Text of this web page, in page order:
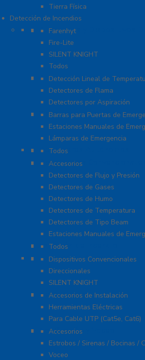
Tierra Física
Detección de Incendios
Accesorios y Dispositivos
Farenhyt
Fire-Lite
SILENT KNIGHT
Todos
Aplicaciones Especiales
Detección Lineal de
Detectores de Flama
Detectores por Aspiración
Sistemas de Emergencia
Barras para Puertas de
Estaciones Manuales de
Lámparas de Emergencia
Detectores Autónomos
Todos
Dispositivos Convencionales
Accesorios
Detectores de Flujo y Presión
Detectores de Gases
Detectores de Humo
Detectores de Temperatura
Detectores de Tipo Beam
Estaciones Manuales de
Extinción de Incendio
Todos
Fuentes de Alimentación
Dispositivos Convencionales
Direccionales
SILENT KNIGHT
Herramientas
Accesorios de Instalación
Herramientas Eléctricas
Para Cable UTP (Cat5e, Cat6)
Notificación y Voceo
Accesorios
Estrobos / Sirenas / Bocinas /
Voceo